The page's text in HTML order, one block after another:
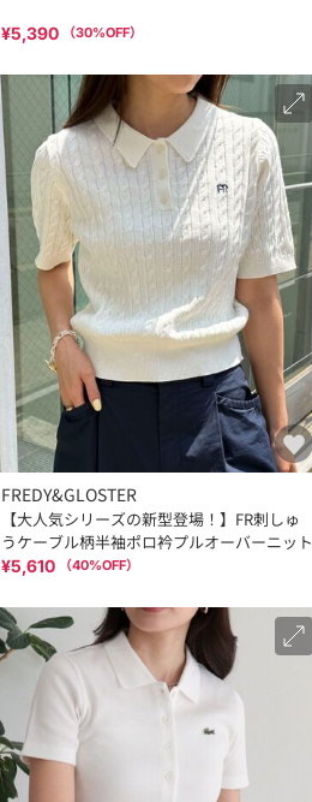
¥5,390 （30%OFF）
FREDY&GLOSTER
【大人気シリーズの新型登場！】FR刺しゅ
うケーブル柄半袖ポロ衿プルオーバーニット
¥5,610 （40%OFF）